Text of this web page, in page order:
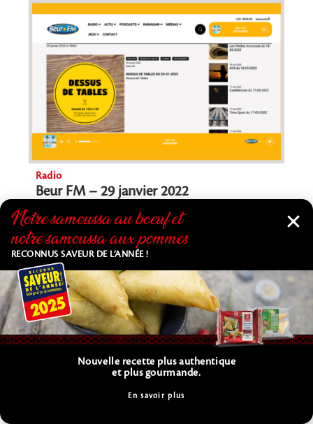
Radio
Beur FM – 29 janvier 2022
A travers l’émission « Dessus de Tables » consacrée au
Nouvel An Chinois animée par Manuel Mariani, la radio
Beur
En savoir plus
Notre samoussa au bœuf et
notre samoussa aux pommes
RECONNUS SAVEUR DE L’ANNÉE !
Nouvelle recette plus authentique
et plus gourmande.
En savoir plus